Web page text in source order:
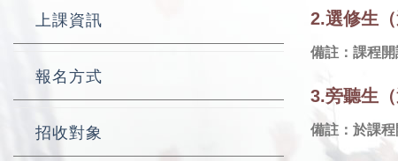
上課資訊
報名方式
招收對象
2.選修生
備註：課程
3.旁聽生
備註：於課